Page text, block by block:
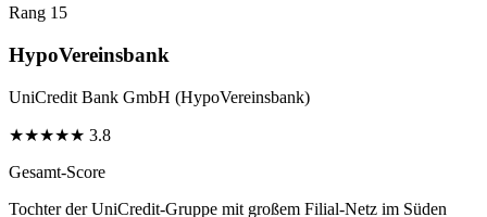
Rang 15
HypoVereinsbank
UniCredit Bank GmbH (HypoVereinsbank)
★★★★★ 3.8
Gesamt-Score
Tochter der UniCredit-Gruppe mit großem Filial-Netz im Süden